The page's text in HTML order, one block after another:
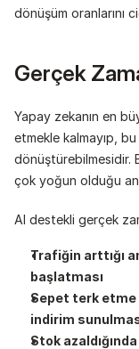
dönüşüm oranlarını
Gerçek
Yapay zekanın en
etmekle kalmayıp,
dönüştürebilmesidir.
çok yoğun olduğu
AI destekli gerçek
Trafiğin arttığı
başlatması
Sepet terk etme
indirim
Stok